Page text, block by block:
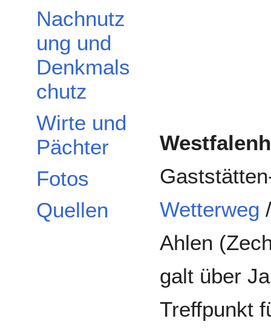
Nachnutz
ung und
Denkmals
chutz
Wirte und
Pächter
Fotos
Quellen
Wetterweg
Ahlen
galt über
Treffpunkt